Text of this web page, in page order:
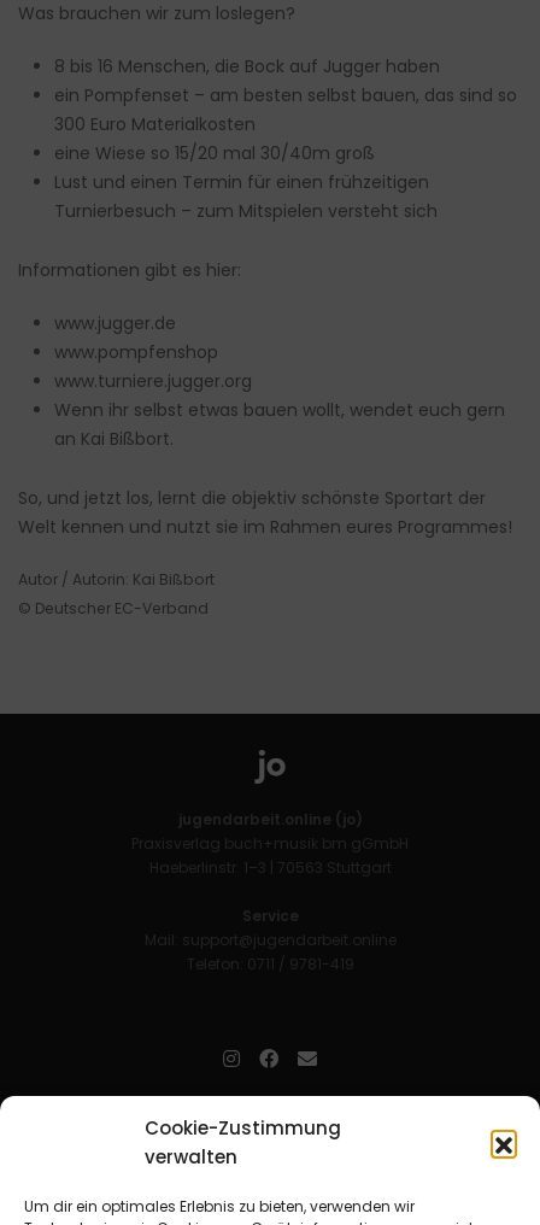
Cookie-Zustimmung
verwalten
Um dir ein optimales Erlebnis zu bieten, verwenden wir
Was brauchen wir zum loslegen?
8 bis 16 Menschen, die Bock auf Jugger haben
ein Pompfenset – am besten selbst bauen, das sind so
300 Euro Materialkosten
eine Wiese so 15/20 mal 30/40m groß
Lust und einen Termin für einen frühzeitigen
Turnierbesuch – zum Mitspielen versteht sich
Informationen gibt es hier:
www.jugger.de
www.pompfenshop
www.turniere.jugger.org
Wenn ihr selbst etwas bauen wollt, wendet euch gern
an Kai Bißbort.
So, und jetzt los, lernt die objektiv schönste Sportart der
Welt kennen und nutzt sie im Rahmen eures Programmes!
Autor / Autorin: Kai Bißbort
© Deutscher EC-Verband
jugendarbeit.online (jo)
Praxisverlag buch+musik bm gGmbH
Haeberlinstr. 1–3 | 70563 Stuttgart
Service
Mail: support@jugendarbeit.online
Telefon: 0711 / 9781-419
Mitarbeitende in der christlichen Kinder-, Jugend- und jungen
Erwachsenenarbeit. Aufjofindet man unkompliziert und schnell
Beziehungsarbeit.